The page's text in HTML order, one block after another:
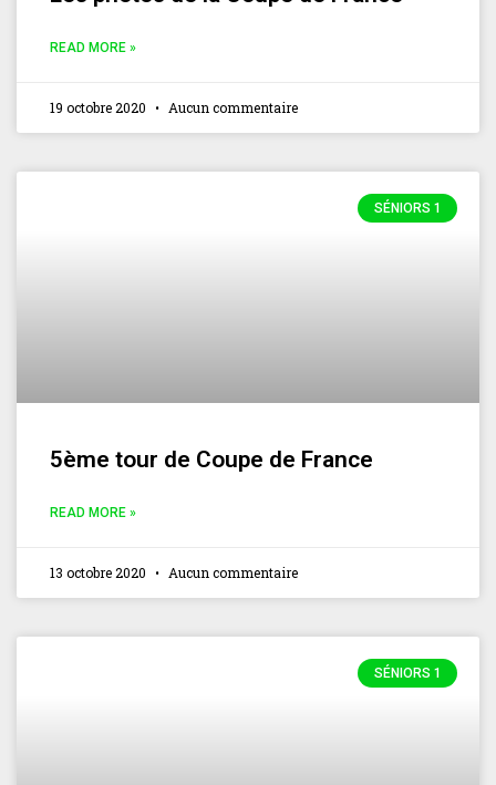
READ MORE »
19 octobre 2020 Aucun commentaire
SÉNIORS 1
5ème tour de Coupe de France
READ MORE »
13 octobre 2020 Aucun commentaire
SÉNIORS 1